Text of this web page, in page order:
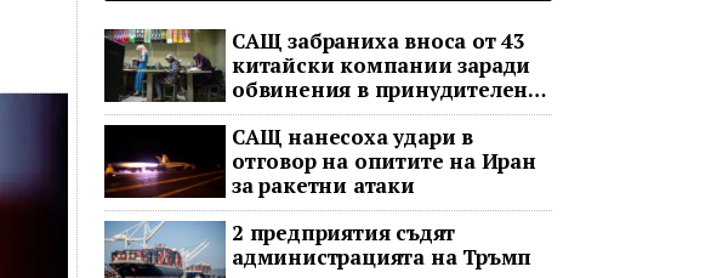
САЩ забраниха вноса от 43
китайски компании заради
обвинения в принудителен
труд
САЩ нанесоха удари в
отговор на опитите на Иран
за ракетни атаки
2 предприятия съдят
администрацията на Тръмп